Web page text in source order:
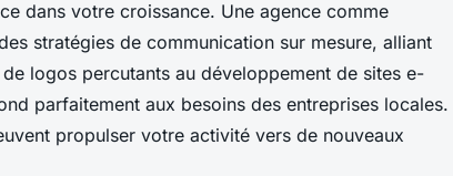
dans votre croissance. Une agence comme
stratégies de communication sur mesure, alliant
logos percutants au développement de sites e-
parfaitement aux besoins des entreprises locales.
propulser votre activité vers de nouveaux